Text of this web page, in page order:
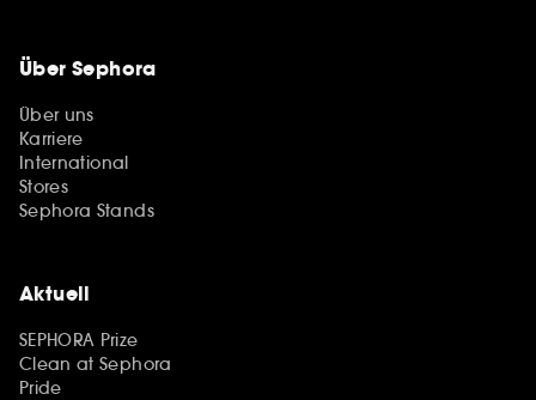
Über Sephora
Über uns
Karriere
International
Stores
Sephora Stands
Aktuell
SEPHORA Prize
Clean at Sephora
Pride